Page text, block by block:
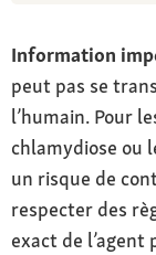
Information
peut pas se
l’humain. Pour
chlamydiose ou
un risque de
respecter des
exact de